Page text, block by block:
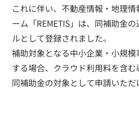
これに伴い、不動産情報・地理
ーム「REMETIS」は、同補助金
ルとして登録されました。
補助対象となる中小企業・小規模
する場合、クラウド利用料を含む
同補助金の対象として申請いただ